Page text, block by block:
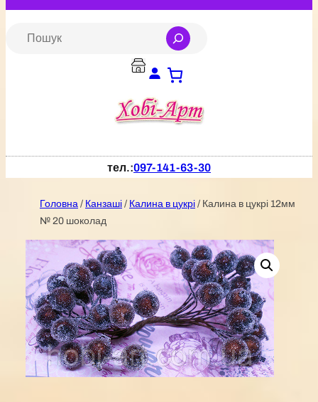
Перейти
тел.:097-141-63-30
Головна / Канзаші / Калина в цукрі / Калина в цукрі 12мм
№ 20 шоколад